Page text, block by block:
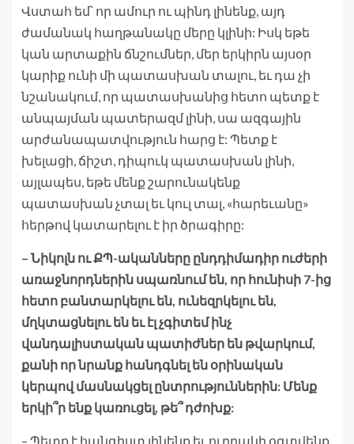
Վստահ եմ՝ որ ամուր ու պինդ լինենք, այդ
ժամանակ հաղթանակը մերը կլինի: Իսկ եթե
կան արտաքին ճնշումներ, մեր երկիրն այսօր
կարիք ունի մի պատասխան տալու, եւ դա չի
նշանակում, որ պատասխանից հետո պետք է
անպայման պատերազմ լինի, սա ազգային
արժանապատվություն հարց է: Պետք է
խելացի, ճիշտ, դիպուկ պատասխան լինի,
այլապես, եթե մենք շարունակենք
պատասխան չտալ եւ կուլ տալ, «հարեւանը»
հերթով կատարելու է իր ծրագիրը:
– Նիկոլն ու ՔՊ-ականները ընդդիմադիր ուժերի
առաջնորդներին սպառնում են, որ հունիսի 7-ից
հետո բանտարկելու են, ունեզրկելու են,
մղկտացնելու են եւ էլ չգիտեմ ինչ
վանդալիստական պատիժներ են թվարկում,
քանի որ նրանք հանդգնել են օրինական
կերպով մասնակցել ընտրություններին: Մենք
երկի՞ր ենք կառուցել, թե՞ դժոխք:
– Պետք է հանգիստ լինենք եւ ուղղակի օգտվենք